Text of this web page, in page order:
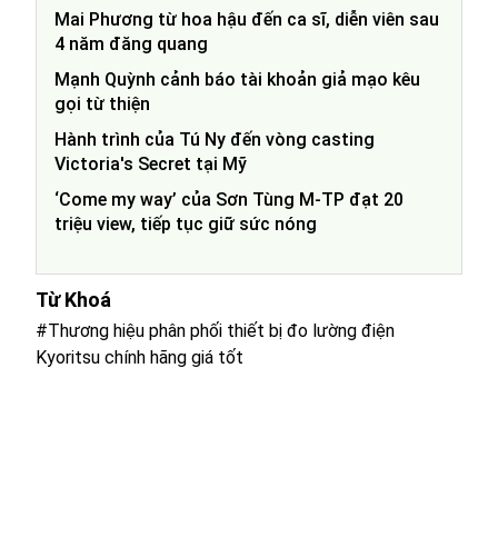
Mai Phương từ hoa hậu đến ca sĩ, diễn viên sau
4 năm đăng quang
Mạnh Quỳnh cảnh báo tài khoản giả mạo kêu
gọi từ thiện
Hành trình của Tú Ny đến vòng casting
Victoria's Secret tại Mỹ
‘Come my way’ của Sơn Tùng M-TP đạt 20
triệu view, tiếp tục giữ sức nóng
Từ Khoá
#Thương hiệu phân phối thiết bị đo lường điện
Kyoritsu chính hãng giá tốt